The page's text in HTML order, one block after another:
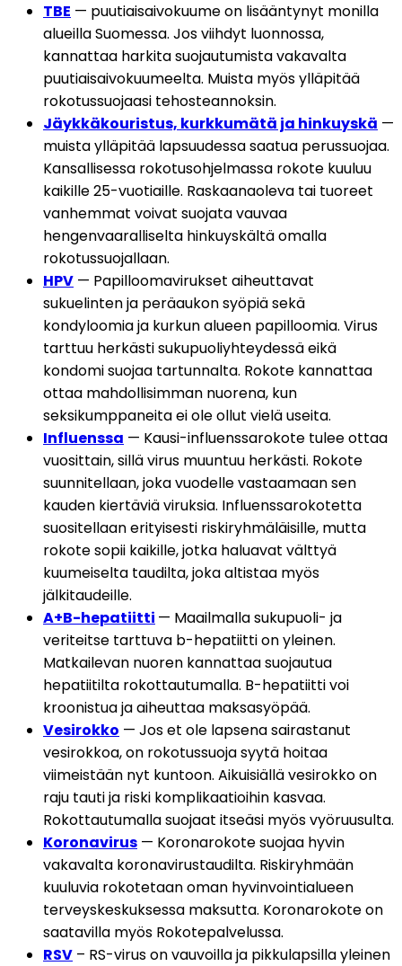
TBE — puutiaisaivokuume on lisääntynyt monilla
alueilla Suomessa. Jos viihdyt luonnossa,
kannattaa harkita suojautumista vakavalta
puutiaisaivokuumeelta. Muista myös ylläpitää
rokotussuojaasi tehosteannoksin.
Jäykkäkouristus, kurkkumätä ja hinkuyskä —
muista ylläpitää lapsuudessa saatua perussuojaa.
Kansallisessa rokotusohjelmassa rokote kuuluu
kaikille 25-vuotiaille. Raskaanaoleva tai tuoreet
vanhemmat voivat suojata vauvaa
hengenvaaralliselta hinkuyskältä omalla
rokotussuojallaan.
HPV — Papilloomavirukset aiheuttavat
sukuelinten ja peräaukon syöpiä sekä
kondyloomia ja kurkun alueen papilloomia. Virus
tarttuu herkästi sukupuoliyhteydessä eikä
kondomi suojaa tartunnalta. Rokote kannattaa
ottaa mahdollisimman nuorena, kun
seksikumppaneita ei ole ollut vielä useita.
Influenssa — Kausi-influenssarokote tulee ottaa
vuosittain, sillä virus muuntuu herkästi. Rokote
suunnitellaan, joka vuodelle vastaamaan sen
kauden kiertäviä viruksia. Influenssarokotetta
suositellaan erityisesti riskiryhmäläisille, mutta
rokote sopii kaikille, jotka haluavat välttyä
kuumeiselta taudilta, joka altistaa myös
jälkitaudeille.
A+B-hepatiitti — Maailmalla sukupuoli- ja
veriteitse tarttuva b-hepatiitti on yleinen.
Matkailevan nuoren kannattaa suojautua
hepatiitilta rokottautumalla. B-hepatiitti voi
kroonistua ja aiheuttaa maksasyöpää.
Vesirokko — Jos et ole lapsena sairastanut
vesirokkoa, on rokotussuoja syytä hoitaa
viimeistään nyt kuntoon. Aikuisiällä vesirokko on
raju tauti ja riski komplikaatioihin kasvaa.
Rokottautumalla suojaat itseäsi myös vyöruusulta.
Koronavirus — Koronarokote suojaa hyvin
vakavalta koronavirustaudilta. Riskiryhmään
kuuluvia rokotetaan oman hyvinvointialueen
terveyskeskuksessa maksutta. Koronarokote on
saatavilla myös Rokotepalvelussa.
RSV – RS-virus on vauvoilla ja pikkulapsilla yleinen